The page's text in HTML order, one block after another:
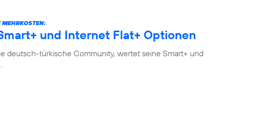
und Internet Flat+ Optionen
deutsch-türkische Community, wertet seine Smart+ und